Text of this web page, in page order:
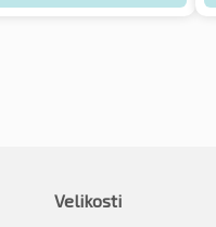
Velikosti